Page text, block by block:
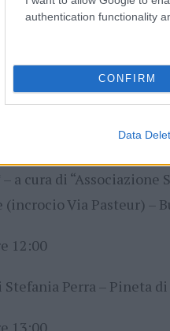
authentication functionality
CONFIRM
Data
Windsurf” –
“Lu Paradisu”) –
13:00 e Dalle ore 17:00
a cura di “Associazione
Via Pasteur) –
12:00
Stefania Perra – Pineta
13:00